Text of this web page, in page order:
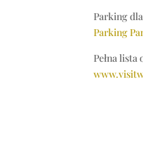
Parking
Parking
Pełna